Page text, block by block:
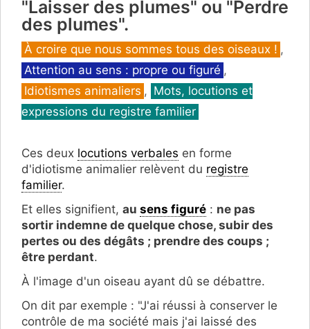
"Laisser des plumes" ou "Perdre
des plumes".
Catégories
À croire que nous sommes tous des oiseaux ! ,
Attention au sens : propre ou figuré ,
Idiotismes animaliers , Mots, locutions et
expressions du registre familier
Ces deux locutions verbales en forme
d'idiotisme animalier relèvent du registre
familier.
Et elles signifient, au sens figuré : ne pas
sortir indemne de quelque chose, subir des
pertes ou des dégâts ; prendre des coups ;
être perdant.
À l'image d'un oiseau ayant dû se débattre.
On dit par exemple : "J'ai réussi à conserver le
contrôle de ma société mais j'ai laissé des